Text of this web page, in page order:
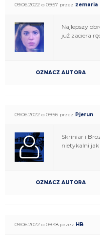
09.06.2022 o 09:57 przez zemaria
Najlepszy
już zaciera
OZNACZ AUTORA
09.06.2022 o 09:56 przez Pjerun
Skriniar i
nietykalni jak
OZNACZ AUTORA
09.06.2022 o 09:48 przez HB